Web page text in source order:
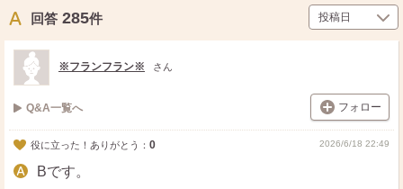
回答 285件
※フランフラン※ さん
Q&A一覧へ フォロー
役に立った！ありがとう： 0 2026/6/18 22:49
Bです。